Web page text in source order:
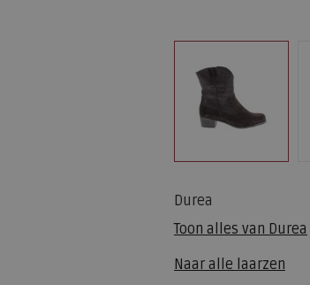
Durea
Toon alles van Durea
Naar alle laarzen